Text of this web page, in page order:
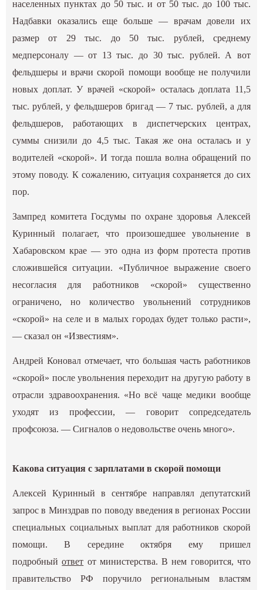
населенных пунктах до 50 тыс. и от 50 тыс. до 100 тыс.
Надбавки оказались еще больше — врачам довели их
размер от 29 тыс. до 50 тыс. рублей, среднему
медперсоналу — от 13 тыс. до 30 тыс. рублей. А вот
фельдшеры и врачи скорой помощи вообще не получили
новых доплат. У врачей «скорой» осталась доплата 11,5
тыс. рублей, у фельдшеров бригад — 7 тыс. рублей, а для
фельдшеров, работающих в диспетчерских центрах,
суммы снизили до 4,5 тыс. Такая же она осталась и у
водителей «скорой». И тогда пошла волна обращений по
этому поводу. К сожалению, ситуация сохраняется до сих
пор.
Зампред комитета Госдумы по охране здоровья Алексей
Куринный полагает, что произошедшее увольнение в
Хабаровском крае — это одна из форм протеста против
сложившейся ситуации. «Публичное выражение своего
несогласия для работников «скорой» существенно
ограничено, но количество увольнений сотрудников
«скорой» на селе и в малых городах будет только расти»,
— сказал он «Известиям».
Андрей Коновал отмечает, что большая часть работников
«скорой» после увольнения переходит на другую работу в
отрасли здравоохранения. «Но всё чаще медики вообще
уходят из профессии, — говорит сопредседатель
профсоюза. — Сигналов о недовольстве очень много».
Какова ситуация с зарплатами в скорой помощи
Алексей Куринный в сентябре направлял депутатский
запрос в Минздрав по поводу введения в регионах России
специальных социальных выплат для работников скорой
помощи. В середине октября ему пришел
подробныйответ от министерства. В нем говорится, что
правительство РФ поручило региональным властям